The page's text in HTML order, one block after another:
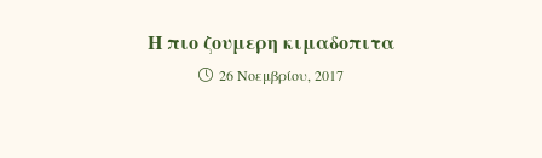
Η πιο ζουμερη κιμαδοπιτα
26 Νοεμβρίου, 2017